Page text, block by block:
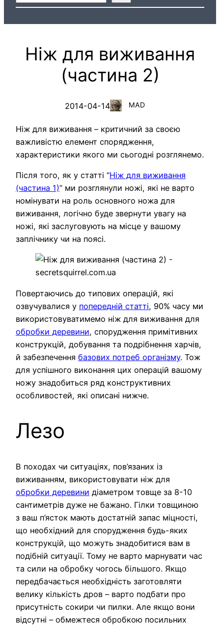
Ніж для виживання
(частина 2)
2014-04-14 MAD
Ніж для виживання – критичний за своєю
важливістю елемент спорядження,
характеристики якого ми сьогодні розглянемо.
Після того, як у статті “Ніж для виживання
(частина 1)” ми розглянули ножі, які не варто
номінувати на роль основного ножа для
виживання, логічно буде звернути увагу на
ножі, які заслуговують на місце у вашому
заплічнику чи на поясі.
Повертаючись до типових операцій, які
озвучувалися у попередній статті, 90% часу ми
використовуватимемо ніж для виживання для
обробки деревини, спорудження примітивних
конструкцій, добування та подрібнення харчів,
й забезпечення базових потреб організму. Тож
для успішного виконання цих операцій вашому
ножу знадобиться ряд конструктивних
особливостей, які описані нижче.
Лезо
В походах чи ситуаціях, пов’язаних із
виживанням, використовувати ніж для
обробки деревини діаметром товще за 8-10
сантиметрів дуже не бажано. Гілки товщиною
з ваш п’ясток мають достатній запас міцності,
що необхідний для спорудження будь-яких
конструкцій, що можуть знадобитися вам в
подібній ситуації. Тому не варто марнувати час
та сили на обробку чогось більшого. Якщо
передбачається необхідність заготовляти
велику кількість дров – варто подбати про
присутність сокири чи пилки. Але якщо вони
відсутні – обмежтеся обробкою посильних